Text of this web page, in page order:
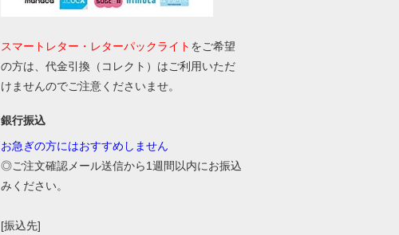
スマートレター・レターパックライト をご希望
の方は、代金引換（コレクト）はご利用いただ
けませんのでご注意くださいませ。
銀行振込
お急ぎの方にはおすすめしません
◎ご注文確認メール送信から1週間以内にお振込
みください。
[振込先]